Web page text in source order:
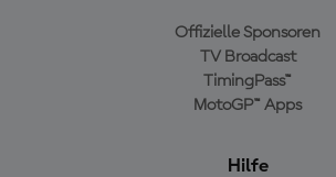
Offizielle Sponsoren
TV Broadcast
TimingPass™
MotoGP™ Apps
Hilfe